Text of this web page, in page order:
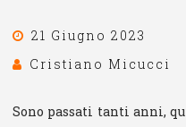
21 Giugno 2023
Cristiano Micucci
Sono passati tanti anni,